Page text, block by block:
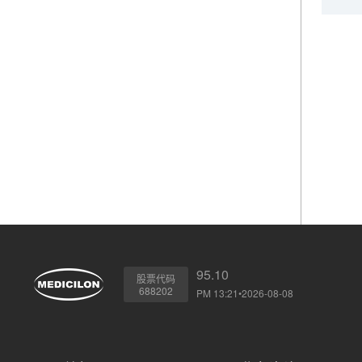
股票代码
688202
95.10
PM 13:21•2026-08-08